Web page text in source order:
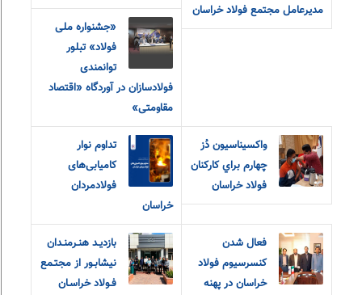
مدیرعامل مجتمع فولاد خراسان
«جشنواره ملی
فولاد» تبلور
توانمندی
فولادسازان در آوردگاه «اقتصاد
مقاومتی»
واکسيناسيون دُز
چهارم براي کارکنان
فولاد خراسان
تداوم نوار
کامیابی‌های
فولادمردان
خراسان
فعال شدن
کنسرسیوم فولاد
خراسان در پهنه
بازديـد هنـرمنـدان
نيشابـور از مجتـمع
فـولاد خراسـان